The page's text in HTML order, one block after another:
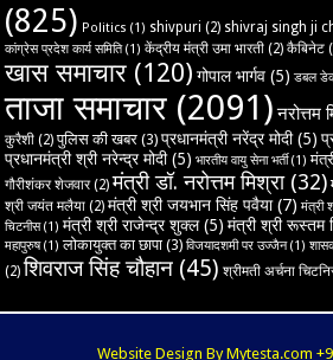
(825) Politics (1) shivpuri (2) shivraj singh ji
कांग्रेस प्रदेश कार्य समिति(1) केंद्रीय मंत्री उमा भारती (2) कैबिनेट
खास समाचार (120) गोपाल भार्गव (5) डबल
ताजा समाचार (2091) नरोत्तम
कुरैशी (2) पुलिस की खबर (3) प्रधानमंत्री नरेंद्र मोदी(5)
प्रधानमंत्री श्री नरेन्द्र मोदी(5) भारतीय वायु सेना भर्ती(1)
गौरीशंकर शेजवार(2) मंत्री डॉ. नरोत्तम मिश्रा(32)
श्री जयंत मलैया (2) मंत्री श्री जयभान सिंह पवैया(7) मंत्री
चिटनीस(1) मंत्री श्री राजेन्द्र शुक्ल(5) मंत्री श्री रूस्तम
महापुरुष(1) लोकायुक्त का छापा (3) विजयादशमी पर उज्‍जैन(1)
(2) शिवराज सिंह चौहान (45) श्रीमती अर्चना
Website Design By Mytesta.com